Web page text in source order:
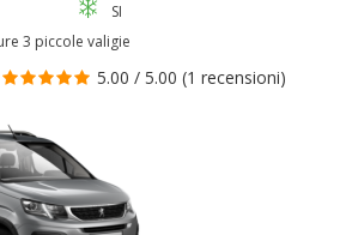
SI
3 piccole valigie
5.00 / 5.00 (1 recensioni)